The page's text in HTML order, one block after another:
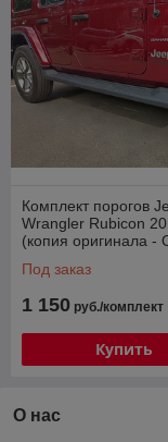
Комплект порогов
Wrangler Rubicon
(копия оригинала -
Под заказ
1 150 руб./комплект
Купить
О нас